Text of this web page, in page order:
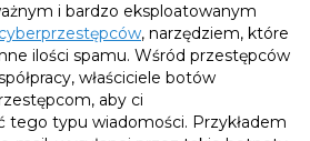
i bardzo eksploatowanym
cyberprzestępców, narzędziem, które
ilości spamu. Wśród przestępców
właściciele botów
aby ci
tego typu wiadomości. Przykładem